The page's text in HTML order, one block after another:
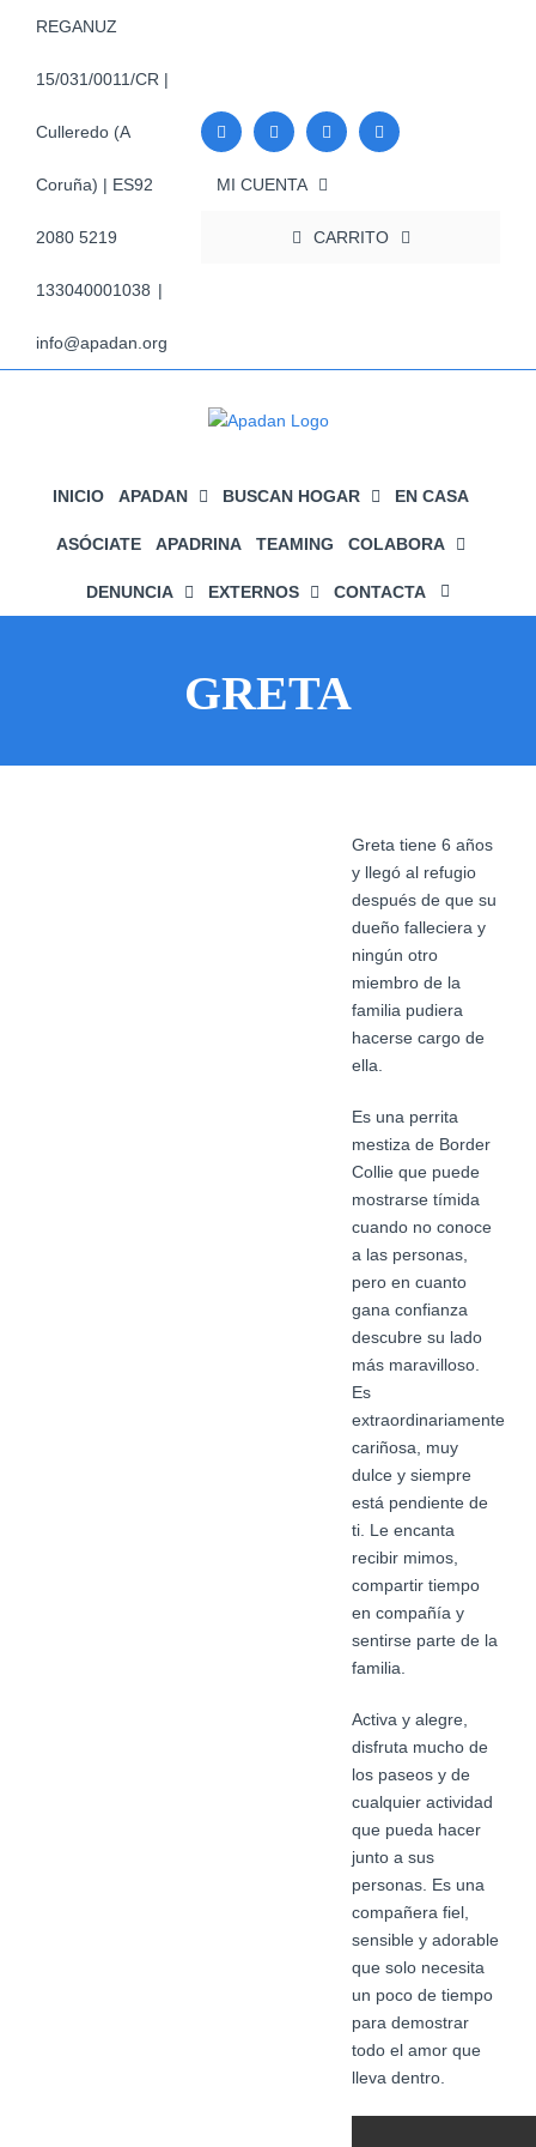
REGANUZ
15/031/0011/CR |
Culleredo (A
Coruña) | ES92
2080 5219
133040001038 |
info@apadan.org
MI CUENTA
CARRITO
INICIO APADAN BUSCAN HOGAR EN CASA
ASÓCIATE APADRINA TEAMING COLABORA
DENUNCIA EXTERNOS CONTACTA
GRETA
Greta tiene 6 años
y llegó al refugio
después de que su
dueño falleciera y
ningún otro
miembro de la
familia pudiera
hacerse cargo de
ella.
Es una perrita
mestiza de Border
Collie que puede
mostrarse tímida
cuando no conoce
a las personas,
pero en cuanto
gana confianza
descubre su lado
más maravilloso.
Es
extraordinariamente
cariñosa, muy
dulce y siempre
está pendiente de
ti. Le encanta
recibir mimos,
compartir tiempo
en compañía y
sentirse parte de la
familia.
Activa y alegre,
disfruta mucho de
los paseos y de
cualquier actividad
que pueda hacer
junto a sus
personas. Es una
compañera fiel,
sensible y adorable
que solo necesita
un poco de tiempo
para demostrar
todo el amor que
lleva dentro.